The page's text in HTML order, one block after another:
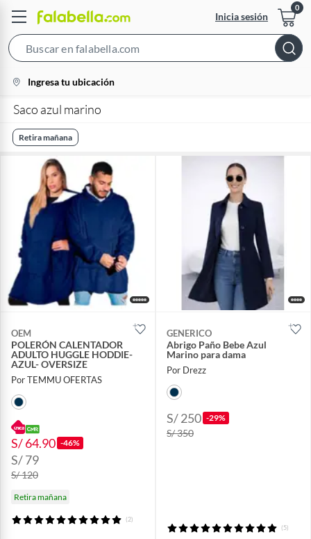
Inicia sesión
Bar
location-
icon
Ingresa tu ubicación
Saco azul marino
Retira mañana
OEM
POLERÓN CALENTADOR
ADULTO HUGGLE HODDIE-
AZUL- OVERSIZE
Por TEMMU OFERTAS
S/ 64.90 -46%
S/ 79
S/ 120
Retira mañana
(2)
GENERICO
Abrigo Paño Bebe Azul
Marino para dama
Por Drezz
S/ 250 -29%
S/ 350
(5)